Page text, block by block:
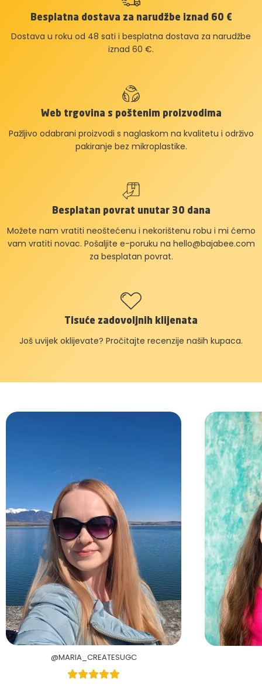
Besplatna dostava za narudžbe iznad 60 €
Dostava u roku od 48 sati i besplatna dostava za narudžbe
iznad 60 €.
Web trgovina s poštenim proizvodima
Pažljivo odabrani proizvodi s naglaskom na kvalitetu i održivo
pakiranje bez mikroplastike.
Besplatan povrat unutar 30 dana
Možete nam vratiti neoštećenu i nekorištenu robu i mi ćemo
vam vratiti novac. Pošaljite e-poruku na hello@bajabee.com
za besplatan povrat.
Tisuće zadovoljnih klijenata
Još uvijek oklijevate? Pročitajte recenzije naših kupaca.
@MARIA_CREATESUGC